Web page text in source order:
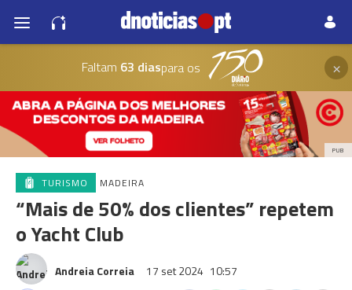
Faltam 63 diaspara os ×
PUB
TURISMO MADEIRA
“Mais de 50% dos clientes” repetem
o Yacht Club
Andreia Correia 17 set 2024 10:57